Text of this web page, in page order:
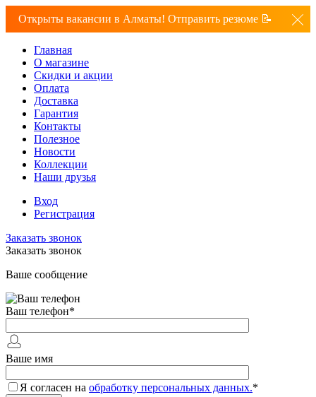
Открыты вакансии в Алматы! Отправить резюме 📝
Главная
О магазине
Скидки и акции
Оплата
Доставка
Гарантия
Контакты
Полезное
Новости
Коллекции
Наши друзья
Вход
Регистрация
Заказать звонок
Заказать звонок
Ваше сообщение
Ваш телефон*
Ваше имя
Я согласен на обработку персональных данных.*